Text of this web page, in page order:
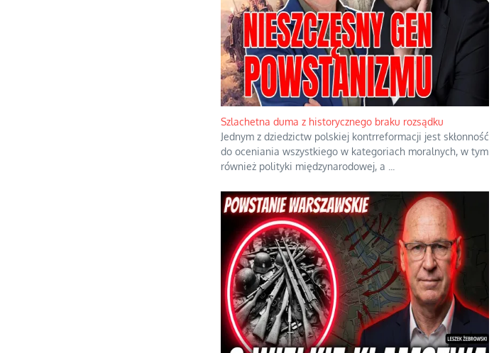
Szlachetna duma z historycznego braku rozsądku
Jednym z dziedzictw polskiej kontrreformacji jest skłonność
do oceniania wszystkiego w kategoriach moralnych, w tym
również polityki międzynarodowej, a